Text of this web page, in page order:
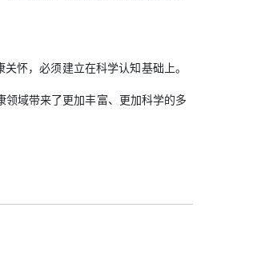
怀，必须建立在科学认知基础上。
域带来了更加丰富、更加科学的多